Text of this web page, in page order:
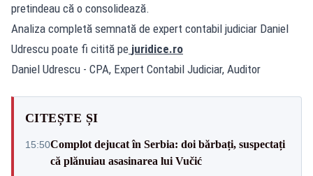
pretindeau că o consolidează.
Analiza completă semnată de expert contabil judiciar Daniel
Udrescu poate fi citită pe juridice.ro
Daniel Udrescu - CPA, Expert Contabil Judiciar, Auditor
CITEȘTE ȘI
15:50Complot dejucat în Serbia: doi bărbați, suspectați
că plănuiau asasinarea lui Vučić